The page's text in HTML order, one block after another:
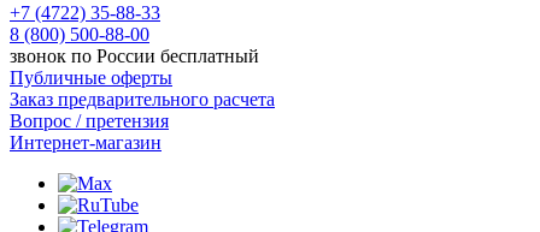
+7 (4722) 35-88-33
8 (800) 500-88-00
звонок по России бесплатный
Публичные оферты
Заказ предварительного расчета
Вопрос / претензия
Интернет-магазин